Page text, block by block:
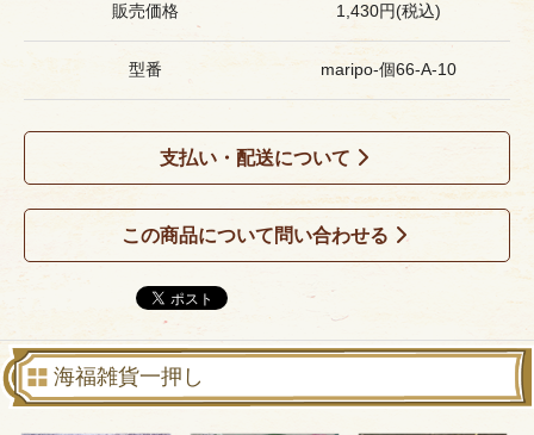
販売価格 1,430円(税込)
型番 maripo-個66-A-10
支払い・配送について
この商品について問い合わせる
海福雑貨一押し